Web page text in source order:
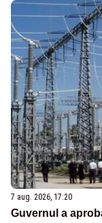
7 aug. 2026, 17:20
Guvernul a